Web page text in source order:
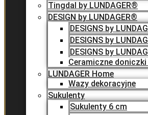
Tingdal by LUNDAGER®
DESIGN by LUNDAGER®
DESIGNS by
DESIGNS by
DESIGNS by
Ceramiczne
LUNDAGER Home
Wazy dekoracyjne
Sukulenty
Sukulenty 6 cm